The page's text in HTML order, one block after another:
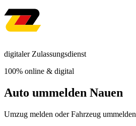
digitaler Zulassungsdienst
100% online & digital
Auto ummelden Nauen
Umzug melden oder Fahrzeug ummelden